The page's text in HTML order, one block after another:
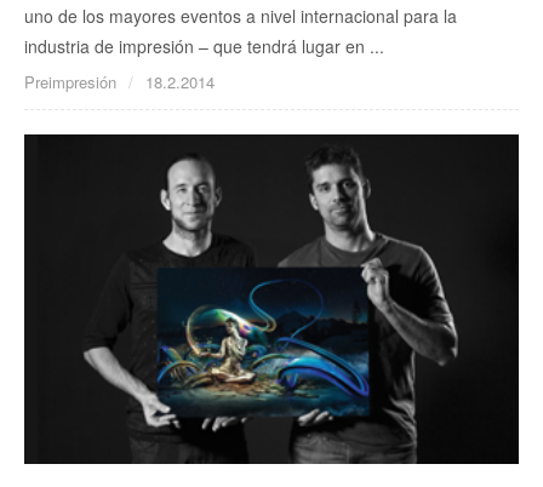
uno de los mayores eventos a nivel internacional para la
industria de impresión – que tendrá lugar en ...
Preimpresión 18.2.2014